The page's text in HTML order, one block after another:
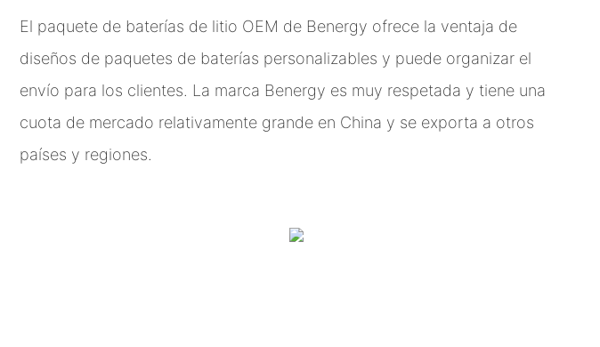
El paquete de baterías de litio OEM de Benergy ofrece la ventaja de
diseños de paquetes de baterías personalizables y puede organizar el
envío para los clientes. La marca Benergy es muy respetada y tiene una
cuota de mercado relativamente grande en China y se exporta a otros
países y regiones.